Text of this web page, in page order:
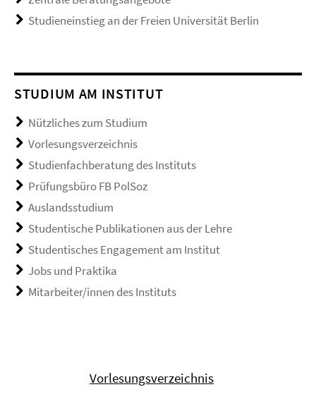
Studieneinstieg an der Freien Universität Berlin
STUDIUM AM INSTITUT
Nützliches zum Studium
Vorlesungsverzeichnis
Studienfachberatung des Instituts
Prüfungsbüro FB PolSoz
Auslandsstudium
Studentische Publikationen aus der Lehre
Studentisches Engagement am Institut
Jobs und Praktika
Mitarbeiter/innen des Instituts
Vorlesungsverzeichnis